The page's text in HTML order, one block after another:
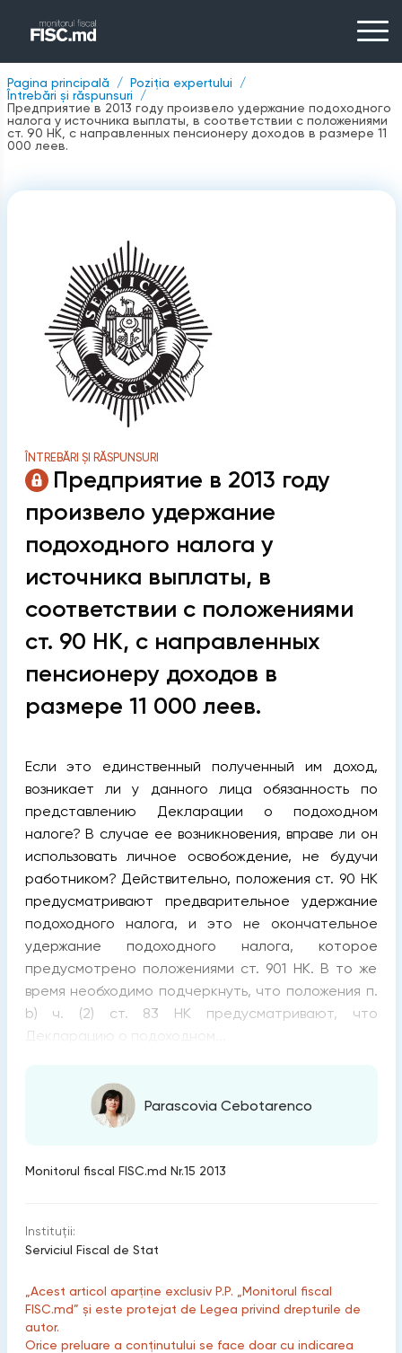
Pagina principală
Poziția expertului
Întrebări și răspunsuri
Предприятие в 2013 году произвело удержание подоходного
налога у источника выплаты, в соответствии с положениями
ст. 90 НК, с направленных пенсионеру доходов в размере 11
000 леев.
ÎNTREBĂRI ȘI RĂSPUNSURI
Предприятие в 2013 году
произвело удержание
подоходного налога у
источника выплаты, в
соответствии с положениями
ст. 90 НК, с направленных
пенсионеру доходов в
размере 11 000 леев.
Если это единственный полученный им доход,
возникает ли у данного лица обязанность по
представлению Декларации о подоходном
налоге? В случае ее возникновения, вправе ли он
использовать личное освобождение, не будучи
работником? Действительно, положения ст. 90 НК
предусматривают предварительное удержание
подоходного налога, и это не окончательное
удержание подоходного налога, которое
предусмотрено положениями ст. 901 НК. В то же
время необходимо подчеркнуть, что положения п.
b) ч. (2) ст. 83 НК предусматривают, что
Декларацию о подоходном...
Parascovia Cebotarenco
Monitorul fiscal FISC.md Nr.15 2013
Instituții:
Serviciul Fiscal de Stat
„Acest articol aparține exclusiv P.P. „Monitorul fiscal
FISC.md” și este protejat de Legea privind drepturile de
autor.
Orice preluare a conținutului se face doar cu indicarea